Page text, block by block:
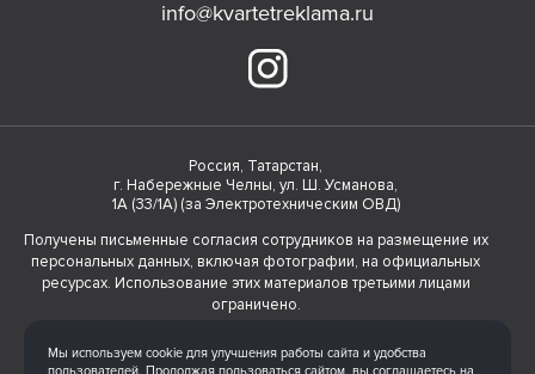
info@kvartetreklama.ru
Россия, Татарстан,
г. Набережные Челны, ул. Ш. Усманова,
1А (33/1А) (за Электротехническим ОВД)
Получены письменные согласия сотрудников на размещение их
персональных данных, включая фотографии, на официальных
ресурсах. Использование этих материалов третьими лицами
ограничено.
Политика обработки персональных данных
Мы используем cookie для улучшения работы сайта и удобства